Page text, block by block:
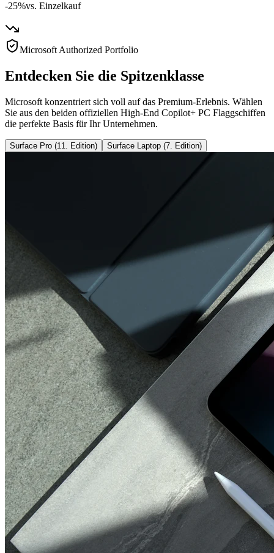
-25%vs. Einzelkauf
Microsoft Authorized Portfolio
Entdecken Sie die Spitzenklasse
Microsoft konzentriert sich voll auf das Premium-Erlebnis. Wählen
Sie aus den beiden offiziellen High-End Copilot+ PC Flaggschiffen
die perfekte Basis für Ihr Unternehmen.
Surface Pro (11. Edition) Surface Laptop (7. Edition)